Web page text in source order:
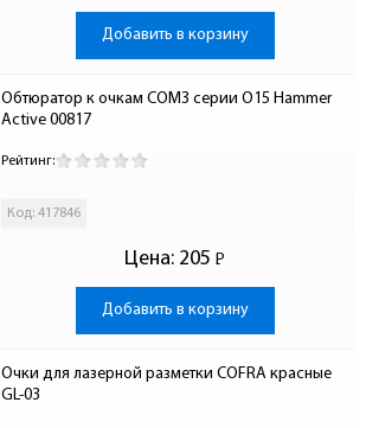
Добавить в корзину
Обтюратор к очкам СОМЗ серии О15 Hammer
Active 00817
Рейтинг:
Код: 417846
Цена: 205 Р
-
Добавить в корзину
Очки для лазерной разметки COFRA красные
GL-03